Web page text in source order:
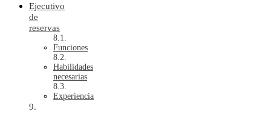
Ejecutivo
de
reservas
Funciones
Habilidades
necesarias
Experiencia